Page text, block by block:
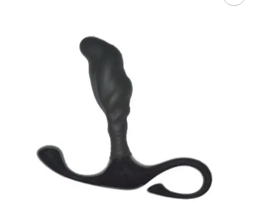
LEER MÁS